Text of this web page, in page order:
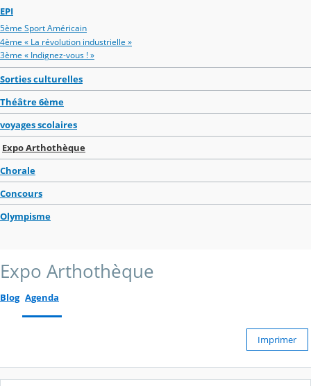
EPI
5ème Sport Américain
4ème « La révolution industrielle »
3ème « Indignez-vous ! »
Sorties culturelles
Théâtre 6ème
voyages scolaires
Expo Arthothèque
Chorale
Concours
Olympisme
Expo Arthothèque
Blog Agenda
Imprimer